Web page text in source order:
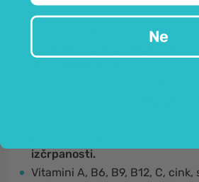
Vitamini B3, B6, B9, B12, C in
psihološkemu
Vitamini B9, B12, cink, magnezij
izčrpanosti.
Vitamini A, B6, B9, B12, C,
Ne